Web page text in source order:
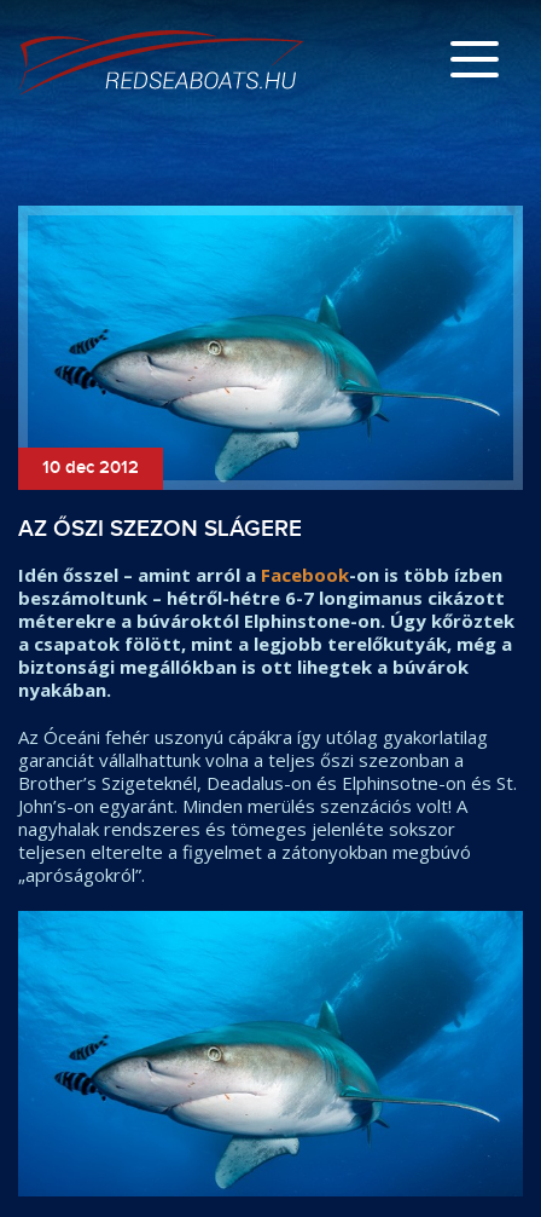
10 dec 2012
AZ ŐSZI SZEZON SLÁGERE
Idén ősszel – amint arról a Facebook-on is több ízben
beszámoltunk – hétről-hétre 6-7 longimanus cikázott
méterekre a búvároktól Elphinstone-on. Úgy kőröztek
a csapatok fölött, mint a legjobb terelőkutyák, még a
biztonsági megállókban is ott lihegtek a búvárok
nyakában.
Az Óceáni fehér uszonyú cápákra így utólag gyakorlatilag
garanciát vállalhattunk volna a teljes őszi szezonban a
Brother’s Szigeteknél, Deadalus-on és Elphinsotne-on és St.
John’s-on egyaránt. Minden merülés szenzációs volt! A
nagyhalak rendszeres és tömeges jelenléte sokszor
teljesen elterelte a figyelmet a zátonyokban megbúvó
„apróságokról”.